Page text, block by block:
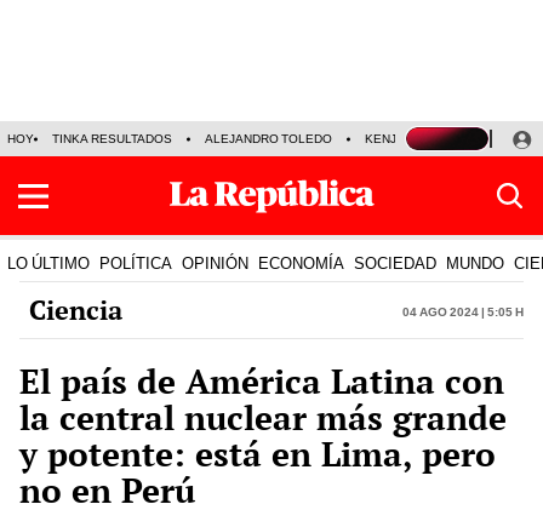
HOY TINKA RESULTADOS ALEJANDRO TOLEDO KENJI FUJIMORI
LO ÚLTIMO POLÍTICA OPINIÓN ECONOMÍA SOCIEDAD MUNDO
Ciencia 04 Ago 2024 | 5:05 h
El país de América Latina con
la central nuclear más grande
y potente: está en Lima, pero
no en Perú